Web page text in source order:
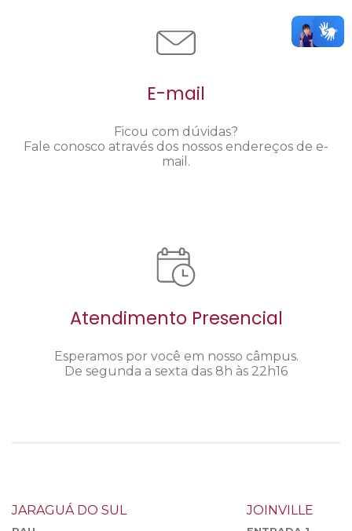
E-mail
Ficou com dúvidas?
Fale conosco através dos nossos endereços de e-
mail.
Atendimento Presencial
Esperamos por você em nosso câmpus.
De segunda a sexta das 8h às 22h16
JARAGUÁ DO SUL JOINVILLE